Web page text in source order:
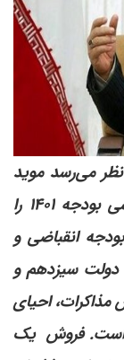
می‌رسد موید
تحلیل شماست. دولت سید ابراهیم رئیسی بودجه ۱۴۰۱ را
انقباضی و
دولت سیزدهم و
احیای
است. فروش یک